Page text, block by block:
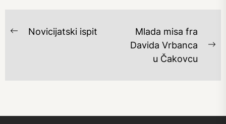
NAVIGACIJA
Previous
Novicijatski ispit
Mlada misa fra
Davida Vrbanca
u Čakovcu